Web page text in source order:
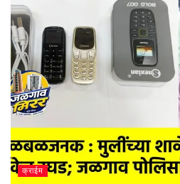
क्राईम